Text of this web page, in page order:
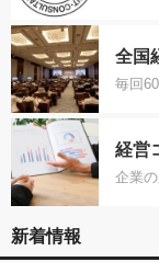
全国
毎回
経営
企業
新着情報